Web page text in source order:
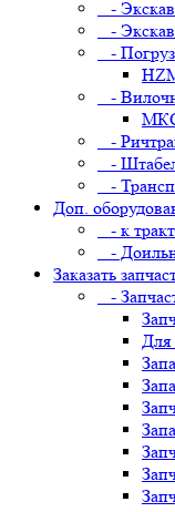
-
-
-
-
-
-
-
Доп.
- к
-
Заказать
-
Для